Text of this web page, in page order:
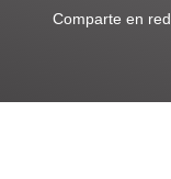
Comparte en